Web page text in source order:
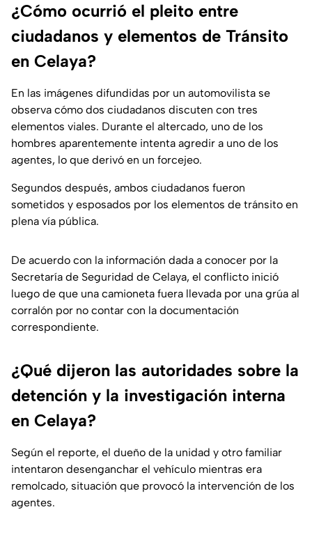
¿Cómo ocurrió el pleito entre
ciudadanos y elementos de Tránsito
en Celaya?
En las imágenes difundidas por un automovilista se
observa cómo dos ciudadanos discuten con tres
elementos viales. Durante el altercado, uno de los
hombres aparentemente intenta agredir a uno de los
agentes, lo que derivó en un forcejeo.
Segundos después, ambos ciudadanos fueron
sometidos y esposados por los elementos de tránsito en
plena vía pública.
De acuerdo con la información dada a conocer por la
Secretaría de Seguridad de Celaya, el conflicto inició
luego de que una camioneta fuera llevada por una grúa al
corralón por no contar con la documentación
correspondiente.
¿Qué dijeron las autoridades sobre la
detención y la investigación interna
en Celaya?
Según el reporte, el dueño de la unidad y otro familiar
intentaron desenganchar el vehículo mientras era
remolcado, situación que provocó la intervención de los
agentes.